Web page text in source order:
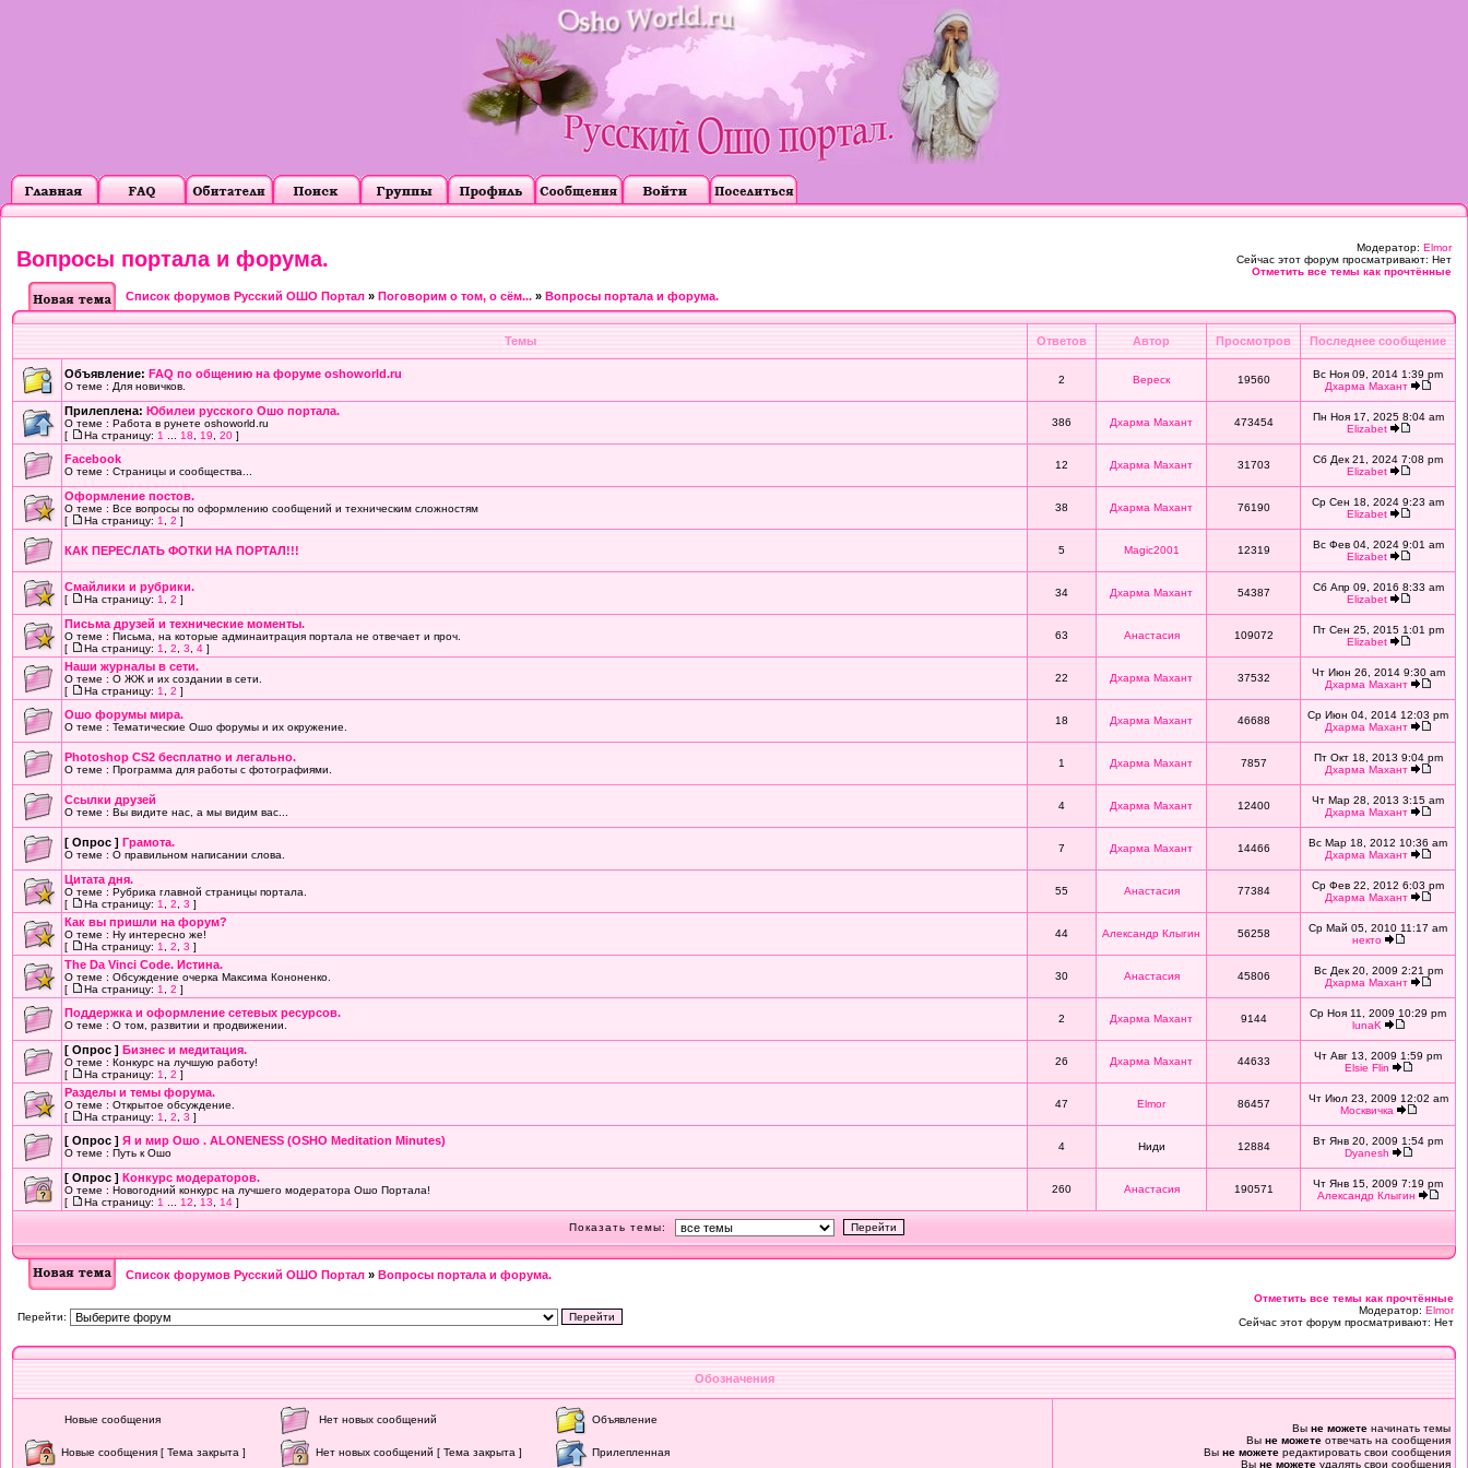
Вопросы портала и форума. Модератор: Elmor
Сейчас этот форум просматривают: Нет
Отметить все темы как прочтённые
Список форумов Русский ОШО Портал » Поговорим о том, о сём... » Вопросы портала и форума.
Темы Ответов Автор Просмотров Последнее сообщение
Объявление: FAQ по общению на форуме oshoworld.ru
О теме : Для новичков.
2 Вереск 19560
Вс Ноя 09, 2014 1:39 pm
Дхарма Махант
Прилеплена: Юбилеи русского Ошо портала.
О теме : Работа в рунете oshoworld.ru
[
На страницу: 1 18 19 20 ]
386 Дхарма Махант 473454
Пн Ноя 17, 2025 8:04 am
Elizabet
Facebook
О теме : Страницы и сообщества...
12 Дхарма Махант 31703
Сб Дек 21, 2024 7:08 pm
Elizabet
Оформление постов.
О теме : Все вопросы по оформлению сообщений и техническим сложностям
[
На страницу: 1 2 ]
38 Дхарма Махант 76190
Ср Сен 18, 2024 9:23 am
Elizabet
КАК ПЕРЕСЛАТЬ ФОТКИ НА ПОРТАЛ!!! 5 Magic2001 12319
Вс Фев 04, 2024 9:01 am
Elizabet
Смайлики и рубрики.
[ На страницу: 1 2 ]
34 Дхарма Махант 54387
Сб Апр 09, 2016 8:33 am
Elizabet
Письма друзей и технические моменты.
О теме : Письма, на которые админаитрация портала не отвечает и проч.
[
На страницу: 1 2 3 4 ]
63 Анастасия 109072
Пт Сен 25, 2015 1:01 pm
Elizabet
Наши журналы в сети.
О теме : О ЖЖ и их создании в сети.
[
На страницу: 1 2 ]
22 Дхарма Махант 37532
Чт Июн 26, 2014 9:30 am
Дхарма Махант
Ошо форумы мира.
О теме : Тематические Ошо форумы и их окружение.
18 Дхарма Махант 46688
Ср Июн 04, 2014 12:03 pm
Дхарма Махант
Photoshop CS2 бесплатно и легально.
О теме : Программа для работы с фотографиями.
1 Дхарма Махант 7857
Пт Окт 18, 2013 9:04 pm
Дхарма Махант
Cсылки друзей
О теме : Вы видите нас, а мы видим вас...
4 Дхарма Махант 12400
Чт Мар 28, 2013 3:15 am
Дхарма Махант
[ Опрос ] Грамота.
О теме : О правильном написании слова.
7 Дхарма Махант 14466
Вс Мар 18, 2012 10:36 am
Дхарма Махант
Цитата дня.
О теме : Рубрика главной страницы портала.
[
На страницу: 1 2 3 ]
55 Анастасия 77384
Ср Фев 22, 2012 6:03 pm
Дхарма Махант
Как вы пришли на форум?
О теме : Ну интересно же!
[
На страницу: 1 2 3 ]
44 Александр Клыгин 56258
Ср Май 05, 2010 11:17 am
некто
The Da Vinci Code. Истина.
О теме : Обсуждение очерка Максима Кононенко.
[
На страницу: 1 2 ]
30 Анастасия 45806
Вс Дек 20, 2009 2:21 pm
Дхарма Махант
Поддержка и оформление сетевых ресурсов.
О теме : О том, развитии и продвижении.
2 Дхарма Махант 9144
Ср Ноя 11, 2009 10:29 pm
lunaK
[ Опрос ] Бизнес и медитация.
О теме : Конкурс на лучшую работу!
[
На страницу: 1 2 ]
26 Дхарма Махант 44633
Чт Авг 13, 2009 1:59 pm
Elsie Flin
Разделы и темы форума.
О теме : Открытое обсуждение.
[
На страницу: 1 2 3 ]
47 Elmor 86457
Чт Июл 23, 2009 12:02 am
Москвичка
[ Опрос ] Я и мир Ошо . ALONENESS (OSHO Meditation Minutes)
О теме : Путь к Ошо
4 Ниди 12884
Вт Янв 20, 2009 1:54 pm
Dyanesh
[ Опрос ] Конкурс модераторов.
О теме : Новогодний конкурс на лучшего модератора Ошо Портала!
[
На страницу: 1 12 13 14 ]
260 Анастасия 190571
Чт Янв 15, 2009 7:19 pm
Александр Клыгин
Показать темы:
Список форумов Русский ОШО Портал » Вопросы портала и форума.
Перейти:
Отметить все темы как прочтённые
Модератор: Elmor
Сейчас этот форум просматривают: Нет
Обозначения
Новые сообщения Нет новых сообщений Объявление
Новые сообщения [ Тема закрыта ] Нет новых сообщений [ Тема закрыта ] Прилепленная
Вы не можете начинать темы
Вы не можете отвечать на сообщения
Вы не можете редактировать свои сообщения
Вы не можете удалять свои сообщения